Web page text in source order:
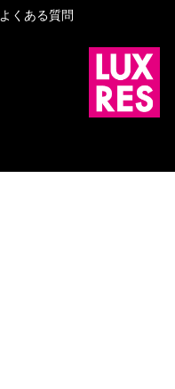
よくある質問